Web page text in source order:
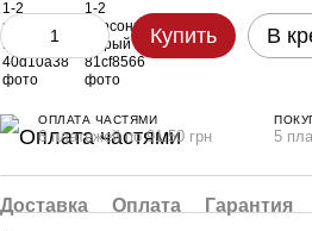
Купить В
ОПЛАТА ЧАСТЯМИ
6 платежей по 91.50 грн 5
Доставка Оплата
Гарантия